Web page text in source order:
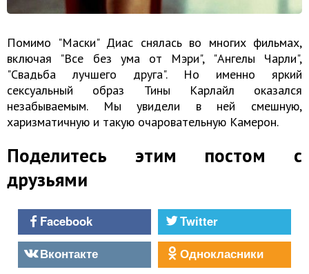
Помимо "Маски" Диас снялась во многих фильмах,
включая "Все без ума от Мэри", "Ангелы Чарли",
"Свадьба лучшего друга". Но именно яркий
сексуальный образ Тины Карлайл оказался
незабываемым. Мы увидели в ней смешную,
харизматичную и такую очаровательную Камерон.
Поделитесь этим постом с
друзьями
Facebook
Twitter
Вконтакте
Однокласники